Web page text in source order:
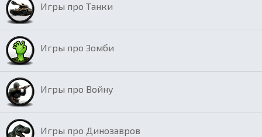
Игры про Танки
Игры про Зомби
Игры про Войну
Игры про Динозавров